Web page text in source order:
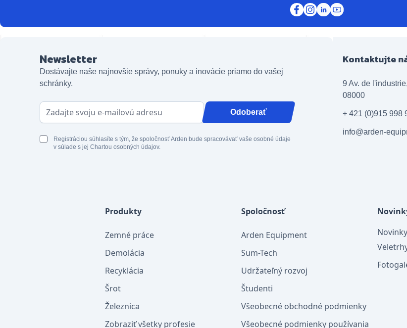
Newsletter
Dostávajte naše najnovšie správy, ponuky a inovácie priamo do vašej
schránky.
E-mailová adresa Odoberať
Registráciou súhlasíte s tým, že spoločnosť Arden bude spracovávať vaše osobné údaje
v súlade s jej Chartou osobných údajov.
Kontaktujte
9 Av. de
08000
+ 421 (0)915 998
info@arden-
Produkty
Zemné práce
Demolácia
Recyklácia
Šrot
Železnica
Zobraziť všetky profesie
Spoločnosť
Arden Equipment
Sum-Tech
Udržateľný rozvoj
Študenti
Všeobecné obchodné podmienky
Všeobecné podmienky používania
Novinky